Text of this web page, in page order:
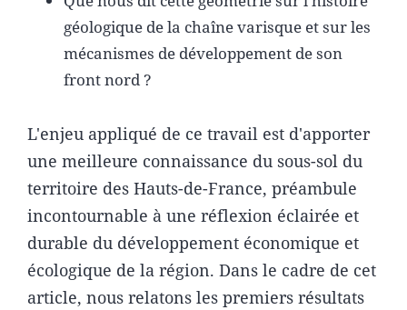
géologique de la chaîne varisque et sur les
mécanismes de développement de son
front nord ?
L'enjeu appliqué de ce travail est d'apporter
une meilleure connaissance du sous-sol du
territoire des Hauts-de-France, préambule
incontournable à une réflexion éclairée et
durable du développement économique et
écologique de la région. Dans le cadre de cet
article, nous relatons les premiers résultats